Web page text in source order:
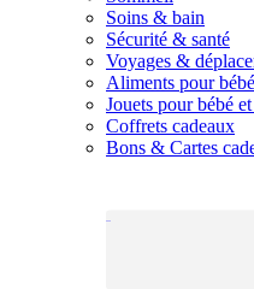
Soins & bain
Sécurité & santé
Voyages &
Aliments pour bébé
Jouets pour bébé
Coffrets cadeaux
Bons & Cartes